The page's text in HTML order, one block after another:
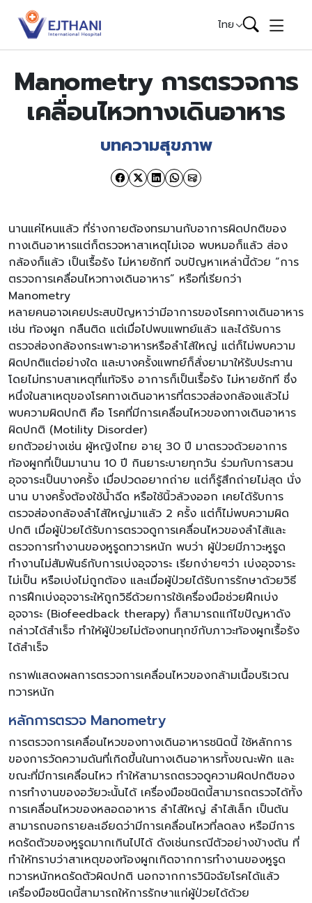
Skip to content
ไทย
Manometry การตรวจการ
เคลื่อนไหวทางเดินอาหาร
บทความสุขภาพ
นานแค่ไหนแล้ว ที่ร่างกายต้องทรมานกับอาการผิดปกติของ
ทางเดินอาหารแต่ก็ตรวจหาสาเหตุไม่เจอ พบหมอก็แล้ว ส่อง
กล้องก็แล้ว เป็นเรื้อรัง ไม่หายซักที จบปัญหาเหล่านี้ด้วย “การ
ตรวจการเคลื่อนไหวทางเดินอาหาร” หรือที่เรียกว่า
Manometry
หลายคนอาจเคยประสบปัญหาว่ามีอาการของโรคทางเดินอาหาร
เช่น ท้องผูก กลืนติด แต่เมื่อไปพบแพทย์แล้ว และได้รับการ
ตรวจส่องกล้องกระเพาะอาหารหรือลำไส้ใหญ่ แต่ก็ไม่พบความ
ผิดปกติแต่อย่างใด และบางครั้งแพทย์ก็สั่งยามาให้รับประทาน
โดยไม่ทราบสาเหตุที่แท้จริง อาการก็เป็นเรื้อรัง ไม่หายซักที ซึ่ง
หนึ่งในสาเหตุของโรคทางเดินอาหารที่ตรวจส่องกล้องแล้วไม่
พบความผิดปกติ คือ โรคที่มีการเคลื่อนไหวของทางเดินอาหาร
ผิดปกติ (Motility Disorder)
ยกตัวอย่างเช่น ผู้หญิงไทย อายุ 30 ปี มาตรวจด้วยอาการ
ท้องผูกที่เป็นมานาน 10 ปี กินยาระบายทุกวัน ร่วมกับการสวน
อุจจาระเป็นบางครั้ง เมื่อปวดอยากถ่าย แต่ก็รู้สึกถ่ายไม่สุด นั่ง
นาน บางครั้งต้องใช้น้ำฉีด หรือใช้นิ้วล้วงออก เคยได้รับการ
ตรวจส่องกล้องลำไส้ใหญ่มาแล้ว 2 ครั้ง แต่ก็ไม่พบความผิด
ปกติ เมื่อผู้ป่วยได้รับการตรวจดูการเคลื่อนไหวของลำไส้และ
ตรวจการทำงานของหูรูดทวารหนัก พบว่า ผู้ป่วยมีภาวะหูรูด
ทำงานไม่สัมพันธ์กับการเบ่งอุจจาระ เรียกง่ายๆว่า เบ่งอุจจาระ
ไม่เป็น หรือเบ่งไม่ถูกต้อง และเมื่อผู้ป่วยได้รับการรักษาด้วยวิธี
การฝึกเบ่งอุจจาระให้ถูกวิธีด้วยการใช้เครื่องมือช่วยฝึกเบ่ง
อุจจาระ (Biofeedback therapy) ก็สามารถแก้ไขปัญหาดัง
กล่าวได้สำเร็จ ทำให้ผู้ป่วยไม่ต้องทนทุกข์กับภาวะท้องผูกเรื้อรัง
ได้สำเร็จ
กราฟแสดงผลการตรวจการเคลื่อนไหวของกล้ามเนื้อบริเวณ
ทวารหนัก
หลักการตรวจ Manometry
การตรวจการเคลื่อนไหวของทางเดินอาหารชนิดนี้ ใช้หลักการ
ของการวัดความดันที่เกิดขึ้นในทางเดินอาหารทั้งขณะพัก และ
ขณะที่มีการเคลื่อนไหว ทำให้สามารถตรวจดูความผิดปกติของ
การทำงานของอวัยวะนั้นได้ เครื่องมือชนิดนี้สามารถตรวจได้ทั้ง
การเคลื่อนไหวของหลอดอาหาร ลำไส้ใหญ่ ลำไส้เล็ก เป็นต้น
สามารถบอกรายละเอียดว่ามีการเคลื่อนไหวที่ลดลง หรือมีการ
หดรัดตัวของหูรูดมากเกินไปได้ ดังเช่นกรณีตัวอย่างข้างต้น ที่
ทำให้ทราบว่าสาเหตุของท้องผูกเกิดจากการทำงานของหูรูด
ทวารหนักหดรัดตัวผิดปกติ นอกจากการวินิจฉัยโรคได้แล้ว
เครื่องมือชนิดนี้สามารถให้การรักษาแก่ผู้ป่วยได้ด้วย